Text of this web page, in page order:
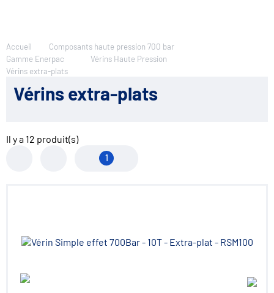
Accueil
Composants haute pression 700 bar
Gamme Enerpac
Vérins Haute Pression
Vérins extra-plats
Vérins extra-plats
Il y a 12 produit(s)
1